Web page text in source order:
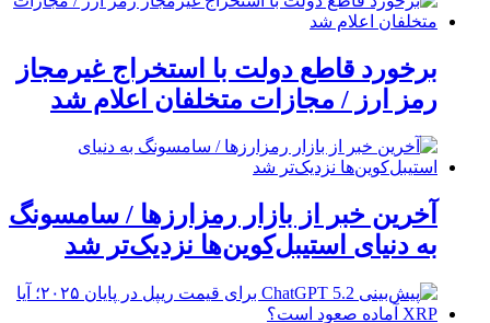
برخورد قاطع دولت با استخراج غیرمجاز
رمز ارز / مجازات متخلفان اعلام شد
آخرین خبر از بازار رمزارزها / سامسونگ
به دنیای استیبل‌کوین‌ها نزدیک‌تر شد